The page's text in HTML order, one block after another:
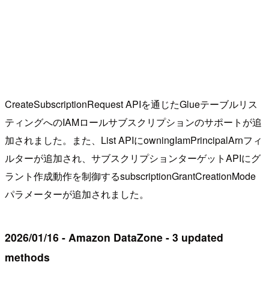
CreateSubscriptionRequest APIを通じたGlueテーブルリス
ティングへのIAMロールサブスクリプションのサポートが追
加されました。また、List APIにowningIamPrincipalArnフィ
ルターが追加され、サブスクリプションターゲットAPIにグ
ラント作成動作を制御するsubscriptionGrantCreationMode
パラメーターが追加されました。
2026/01/16 - Amazon DataZone - 3 updated
methods